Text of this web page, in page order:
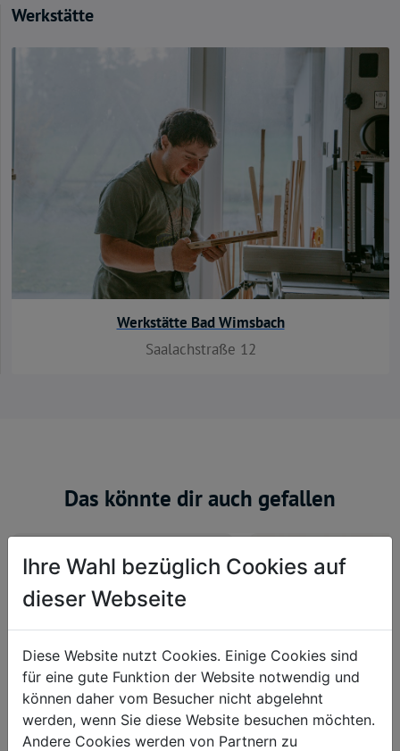
Werkstätte
Werkstätte Bad Wimsbach
Saalachstraße 12
Das könnte dir auch gefallen
Ihre Wahl bezüglich Cookies auf
dieser Webseite
Diese Website nutzt Cookies. Einige Cookies sind
für eine gute Funktion der Website notwendig und
können daher vom Besucher nicht abgelehnt
werden, wenn Sie diese Website besuchen möchten.
Andere Cookies werden von Partnern zu